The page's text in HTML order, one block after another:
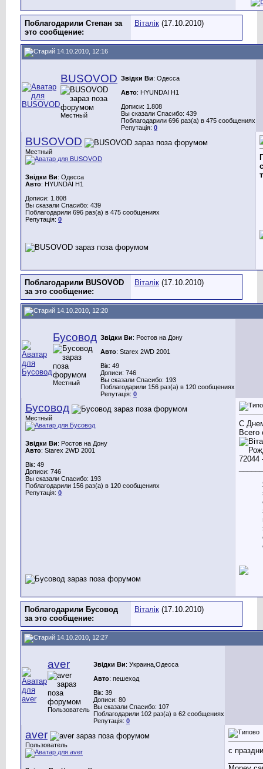
Поблагодарили Степан за
это сообщение:
Віталік (17.10.2010)
14.10.2010, 12:16
BUSOVOD
Местный
Звідки Ви: Одесса
Авто: HYUNDAI H1
Дописи: 1.808
Вы сказали Спасибо: 439
Поблагодарили 696 раз(а) в 475 сообщениях
Репутація: 0
BUSOVOD
Местный
Звідки Ви: Одесса
Авто: HYUNDAI H1
Дописи: 1.808
Вы сказали Спасибо: 439
Поблагодарили 696 раз(а) в 475 сообщениях
Репутація: 0
Поблагодарили BUSOVOD
за это сообщение:
Віталік (17.10.2010)
14.10.2010, 12:20
Бусовод
Местный
Звідки Ви: Ростов на Дону
Авто: Starex 2WD 2001
Вік: 49
Дописи: 746
Вы сказали Спасибо: 193
Поблагодарили 156 раз(а) в 120 сообщениях
Репутація: 0
Бусовод
Местный
Звідки Ви: Ростов на Дону
Авто: Starex 2WD 2001
Вік: 49
Дописи: 746
Вы сказали Спасибо: 193
Поблагодарили 156 раз(а) в 120 сообщениях
Репутація: 0
С
Всего
Поблагодарили Бусовод
за это сообщение:
Віталік (17.10.2010)
14.10.2010, 12:27
aver
Пользователь
Звідки Ви: Украина,Одесса
Авто: пешеход
Вік: 39
Дописи: 80
Вы сказали Спасибо: 107
Поблагодарили 102 раз(а) в 62 сообщениях
Репутація: 0
aver
Пользователь
с